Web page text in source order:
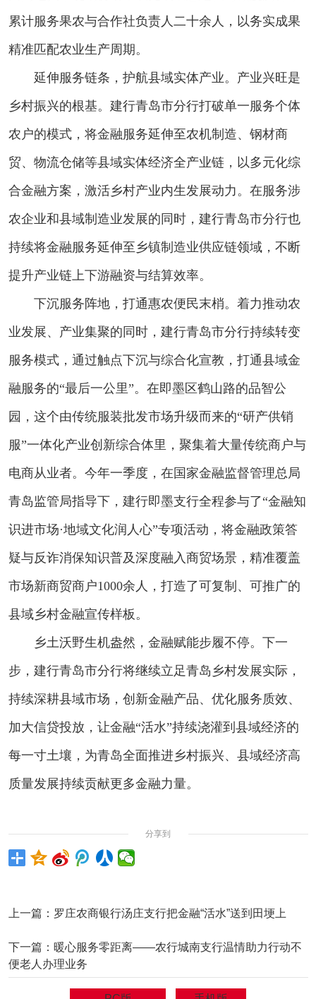
累计服务果农与合作社负责人二十余人，以务实成果
精准匹配农业生产周期。
延伸服务链条，护航县域实体产业。产业兴旺是
乡村振兴的根基。建行青岛市分行打破单一服务个体
农户的模式，将金融服务延伸至农机制造、钢材商
贸、物流仓储等县域实体经济全产业链，以多元化综
合金融方案，激活乡村产业内生发展动力。在服务涉
农企业和县域制造业发展的同时，建行青岛市分行也
持续将金融服务延伸至乡镇制造业供应链领域，不断
提升产业链上下游融资与结算效率。
下沉服务阵地，打通惠农便民末梢。着力推动农
业发展、产业集聚的同时，建行青岛市分行持续转变
服务模式，通过触点下沉与综合化宣教，打通县域金
融服务的“最后一公里”。在即墨区鹤山路的品智公
园，这个由传统服装批发市场升级而来的“研产供销
服”一体化产业创新综合体里，聚集着大量传统商户与
电商从业者。今年一季度，在国家金融监督管理总局
青岛监管局指导下，建行即墨支行全程参与了“金融知
识进市场·地域文化润人心”专项活动，将金融政策答
疑与反诈消保知识普及深度融入商贸场景，精准覆盖
市场新商贸商户1000余人，打造了可复制、可推广的
县域乡村金融宣传样板。
乡土沃野生机盎然，金融赋能步履不停。下一
步，建行青岛市分行将继续立足青岛乡村发展实际，
持续深耕县域市场，创新金融产品、优化服务质效、
加大信贷投放，让金融“活水”持续浇灌到县域经济的
每一寸土壤，为青岛全面推进乡村振兴、县域经济高
质量发展持续贡献更多金融力量。
分享到
上一篇： 罗庄农商银行汤庄支行把金融“活水”送到田埂上
下一篇： 暖心服务零距离——农行城南支行温情助力行动不
便老人办理业务